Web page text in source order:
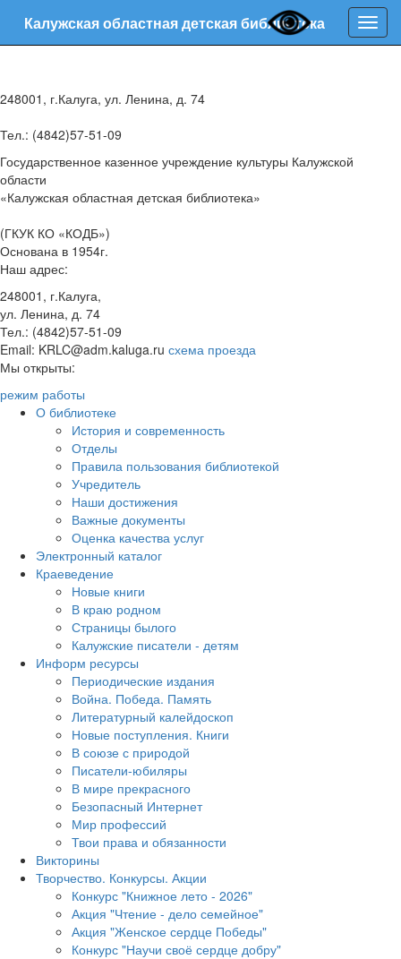
Калужская областная детская библиотека
248001, г.Калуга, ул. Ленина, д. 74
Тел.: (4842)57-51-09
Государственное казенное учреждение культуры Калужской
области
«Калужская областная детская библиотека»
(ГКУК КО «КОДБ»)
Основана в 1954г.
Наш адрес:
248001, г.Калуга,
ул. Ленина, д. 74
Тел.: (4842)57-51-09
Email: KRLC@adm.kaluga.ru схема проезда
Мы открыты:
режим работы
О библиотеке
История и современность
Отделы
Правила пользования библиотекой
Учредитель
Наши достижения
Важные документы
Оценка качества услуг
Электронный каталог
Краеведение
Новые книги
В краю родном
Страницы былого
Калужские писатели - детям
Информ ресурсы
Периодические издания
Война. Победа. Память
Литературный калейдоскоп
Новые поступления. Книги
В союзе с природой
Писатели-юбиляры
В мире прекрасного
Безопасный Интернет
Мир профессий
Твои права и обязанности
Викторины
Творчество. Конкурсы. Акции
Конкурс "Книжное лето - 2026"
Акция "Чтение - дело семейное"
Акция "Женское сердце Победы"
Конкурс "Научи своё сердце добру"